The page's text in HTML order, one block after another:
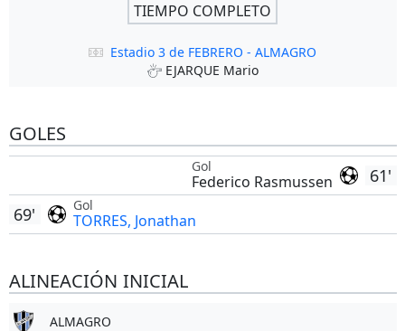
TIEMPO COMPLETO
Estadio 3 de FEBRERO - ALMAGRO
EJARQUE Mario
GOLES
61'
Gol
Federico Rasmussen
Gol
TORRES, Jonathan
69'
ALINEACIÓN INICIAL
ALMAGRO